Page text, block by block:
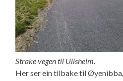
Strake vegen til Ullsheim.
Her ser ein tilbake til